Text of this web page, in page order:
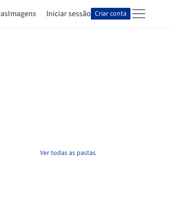
Imagens Iniciar sessão Criar conta
Ver todas as pastas